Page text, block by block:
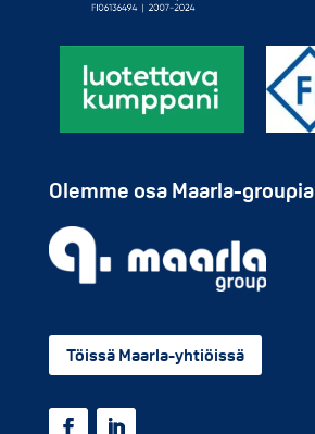
Olemme osa Maarla-groupia
Töissä Maarla-yhtiöissä